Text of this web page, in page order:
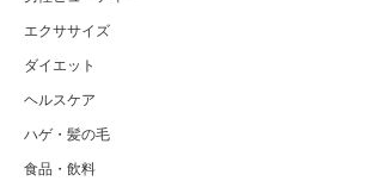
エクササイズ
ダイエット
ヘルスケア
ハゲ・髪の毛
食品・飲料